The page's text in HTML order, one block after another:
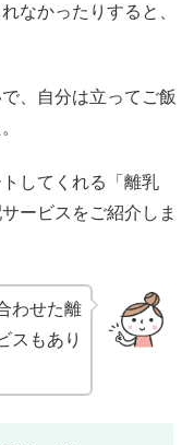
なかったりすると、
、自分は立ってご飯
してくれる「離乳
ービスをご紹介しま
わせた離
スもあり